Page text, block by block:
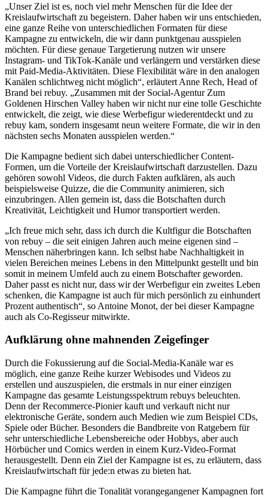
„Unser Ziel ist es, noch viel mehr Menschen für die Idee der
Kreislaufwirtschaft zu begeistern. Daher haben wir uns entschieden,
eine ganze Reihe von unterschiedlichen Formaten für diese
Kampagne zu entwickeln, die wir dann punktgenau ausspielen
möchten. Für diese genaue Targetierung nutzen wir unsere
Instagram- und TikTok-Kanäle und verlängern und verstärken diese
mit Paid-Media-Aktivitäten. Diese Flexibilität wäre in den analogen
Kanälen schlichtweg nicht möglich“, erläutert Anne Rech, Head of
Brand bei rebuy. „Zusammen mit der Social-Agentur Zum
Goldenen Hirschen Valley haben wir nicht nur eine tolle Geschichte
entwickelt, die zeigt, wie diese Werbefigur wiederentdeckt und zu
rebuy kam, sondern insgesamt neun weitere Formate, die wir in den
nächsten sechs Monaten ausspielen werden.“
Die Kampagne bedient sich dabei unterschiedlicher Content-
Formen, um die Vorteile der Kreislaufwirtschaft darzustellen. Dazu
gehören sowohl Videos, die durch Fakten aufklären, als auch
beispielsweise Quizze, die die Community animieren, sich
einzubringen. Allen gemein ist, dass die Botschaften durch
Kreativität, Leichtigkeit und Humor transportiert werden.
„Ich freue mich sehr, dass ich durch die Kultfigur die Botschaften
von rebuy – die seit einigen Jahren auch meine eigenen sind –
Menschen näherbringen kann. Ich selbst habe Nachhaltigkeit in
vielen Bereichen meines Lebens in den Mittelpunkt gestellt und bin
somit in meinem Umfeld auch zu einem Botschafter geworden.
Daher passt es nicht nur, dass wir der Werbefigur ein zweites Leben
schenken, die Kampagne ist auch für mich persönlich zu einhundert
Prozent authentisch“, so Antoine Monot, der bei dieser Kampagne
auch als Co-Regisseur mitwirkte.
Aufklärung ohne mahnenden Zeigefinger
Durch die Fokussierung auf die Social-Media-Kanäle war es
möglich, eine ganze Reihe kurzer Webisodes und Videos zu
erstellen und auszuspielen, die erstmals in nur einer einzigen
Kampagne das gesamte Leistungsspektrum rebuys beleuchten.
Denn der Recommerce-Pionier kauft und verkauft nicht nur
elektronische Geräte, sondern auch Medien wie zum Beispiel CDs,
Spiele oder Bücher. Besonders die Bandbreite von Ratgebern für
sehr unterschiedliche Lebensbereiche oder Hobbys, aber auch
Hörbücher und Comics werden in einem Kurz-Video-Format
herausgestellt. Denn ein Ziel der Kampagne ist es, zu erläutern, dass
Kreislaufwirtschaft für jede:n etwas zu bieten hat.
Die Kampagne führt die Tonalität vorangegangener Kampagnen fort